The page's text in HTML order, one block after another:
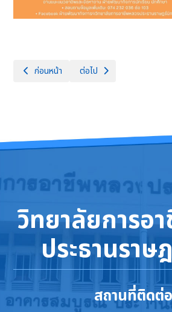
เนื้อหาก่อนหน้า: ตารางสอบปลายภาค ภาคเรีย
ก่อนหน้า เนื้อหาถัดไป: กำหนดการเปิ
ต่อไป
วิทยาลัยการอ
ประธานราษ
สถานที่ติดต่